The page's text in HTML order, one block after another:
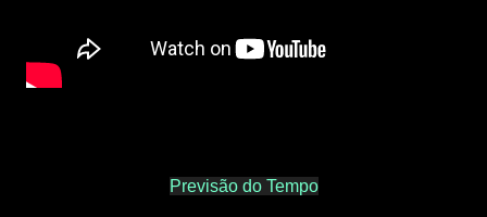
Previsão do Tempo